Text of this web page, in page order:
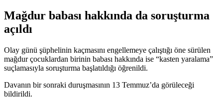
Mağdur babası hakkında da soruşturma
açıldı
Olay günü şüphelinin kaçmasını engellemeye çalıştığı öne sürülen
mağdur çocuklardan birinin babası hakkında ise “kasten yaralama”
suçlamasıyla soruşturma başlatıldığı öğrenildi.
Davanın bir sonraki duruşmasının 13 Temmuz’da görüleceği
bildirildi.